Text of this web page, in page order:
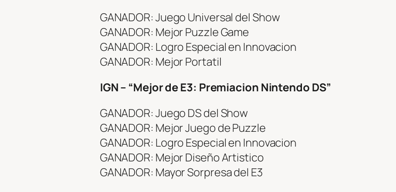
GANADOR: Juego Universal del Show
GANADOR: Mejor Puzzle Game
GANADOR: Logro Especial en Innovacion
GANADOR: Mejor Portatil
IGN – “Mejor de E3: Premiacion Nintendo DS”
GANADOR: Juego DS del Show
GANADOR: Mejor Juego de Puzzle
GANADOR: Logro Especial en Innovacion
GANADOR: Mejor Diseño Artistico
GANADOR: Mayor Sorpresa del E3